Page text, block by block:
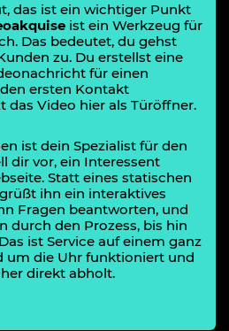
das ist ein wichtiger Punkt
ist ein Werkzeug für
Das bedeutet, du gehst
zu. Du erstellst eine
für einen
ersten Kontakt
das Video hier als Türöffner.
ist dein Spezialist für den
dir vor, ein Interessent
Statt eines statischen
ihn ein interaktives
Fragen beantworten, und
durch den Prozess, bis hin
ist Service auf einem ganz
um die Uhr funktioniert und
direkt abholt.